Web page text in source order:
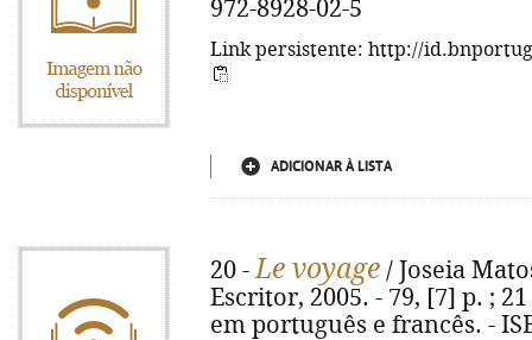
972-8928-02-5
Link persistente: http://
ADICIONAR À LISTA
20 -Le voyage / Joseia
Escritor, 2005. - 79, [7] p. ;
em português e francês. -